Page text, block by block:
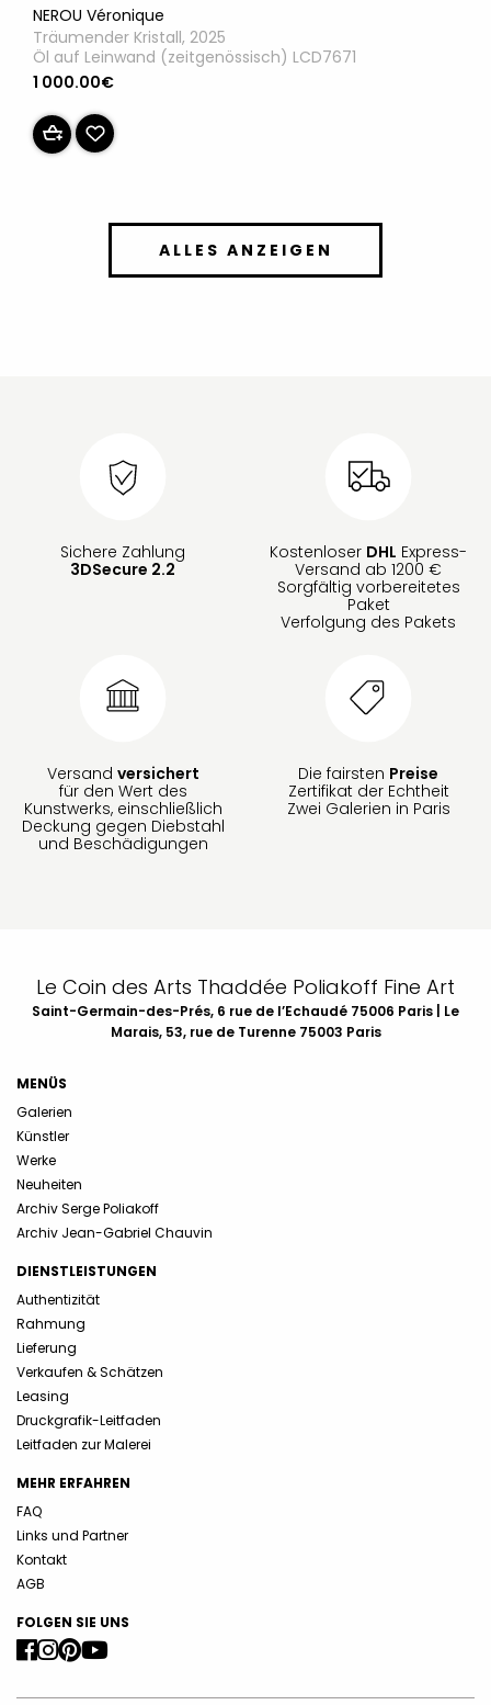
NEROU Véronique
Träumender Kristall, 2025
Öl auf Leinwand (zeitgenössisch) LCD7671
1 000.00€
ALLES ANZEIGEN
Sichere Zahlung
3DSecure 2.2
Kostenloser DHL Express-
Versand ab 1200 €
Sorgfältig vorbereitetes
Paket
Verfolgung des Pakets
Versand versichert
für den Wert des
Kunstwerks, einschließlich
Deckung gegen Diebstahl
und Beschädigungen
Die fairsten Preise
Zertifikat der Echtheit
Zwei Galerien in Paris
Le Coin des Arts Thaddée Poliakoff Fine Art
Saint-Germain-des-Prés, 6 rue de l’Echaudé 75006 Paris | Le
Marais, 53, rue de Turenne 75003 Paris
MENÜS
Galerien
Künstler
Werke
Neuheiten
Archiv Serge Poliakoff
Archiv Jean-Gabriel Chauvin
DIENSTLEISTUNGEN
Authentizität
Rahmung
Lieferung
Verkaufen & Schätzen
Leasing
Druckgrafik-Leitfaden
Leitfaden zur Malerei
MEHR ERFAHREN
FAQ
Links und Partner
Kontakt
AGB
FOLGEN SIE UNS